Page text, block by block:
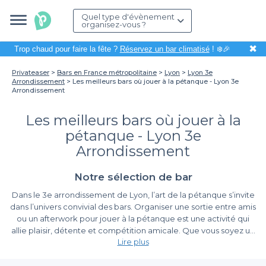
Quel type d'évènement
organisez-vous ?
Trop chaud pour faire la fête ? Réservez un bar climatisé! ❄️🎉 ✖
Privateaser Bars en France métropolitaine Lyon
Lyon 3e
Arrondissement
Les meilleurs bars où jouer à la pétanque - Lyon 3e
Arrondissement
Les meilleurs bars où jouer à la
pétanque - Lyon 3e
Arrondissement
Notre sélection de bar
Dans le 3e arrondissement de Lyon, l’art de la pétanque s’invite
dans l’univers convivial des bars. Organiser une sortie entre amis
ou un afterwork pour jouer à la pétanque est une activité qui
allie plaisir, détente et compétition amicale. Que vous soyez un
joueur chevronné ou un novice enthousiaste, les bars qui
Lire plus